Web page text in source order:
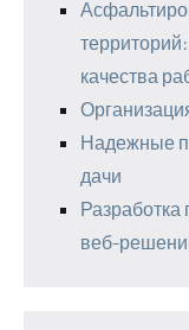
качества
Надежные
дачи
Разработка
веб-